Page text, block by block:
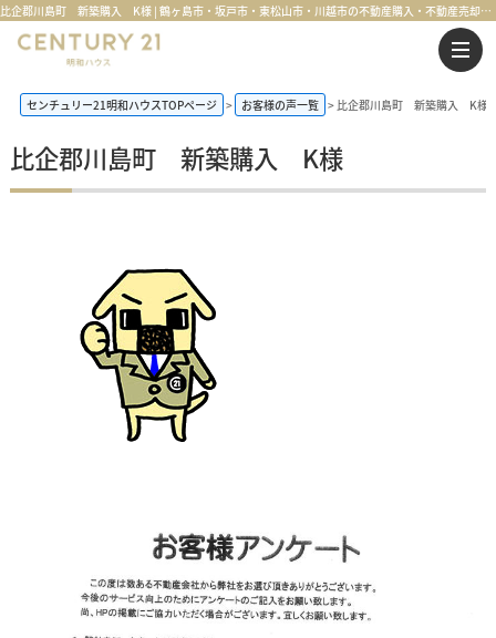
比企郡川島町 新築購入 K様 | 鶴ヶ島市・坂戸市・東松山市・川越市の不動産購入・不動産売却のことならセンチュリー21明和ハウス
センチュリー21明和ハウスTOPページ お客様の声一覧 比企郡川島町 新築購入 K様
比企郡川島町 新築購入 K様